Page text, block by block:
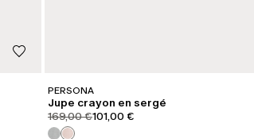
PERSONA
Jupe crayon en sergé
product.price.original
169,00 €product.price.sale
101,00 €